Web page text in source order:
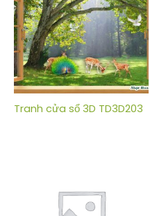
Tranh cửa sổ 3D TD3D203